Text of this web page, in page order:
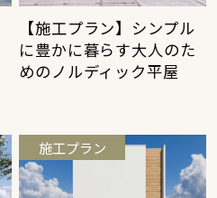
【施工プラン】シンプル
に豊かに暮らす大人のた
めのノルディック平屋
施工プラン